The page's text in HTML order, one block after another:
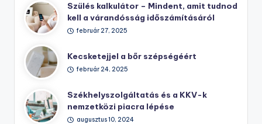
Szülés kalkulátor – Mindent, amit tudnod
kell a várandósság időszámításáról
február 27, 2025
Kecsketejjel a bőr szépségéért
február 24, 2025
Székhelyszolgáltatás és a KKV-k
nemzetközi piacra lépése
augusztus 10, 2024